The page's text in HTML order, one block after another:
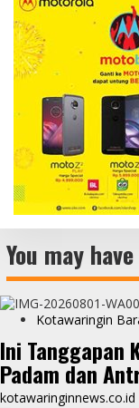
You may
Kotawaringin
Ini Tanggapan
Padam dan
kotawaringinnews.co.id